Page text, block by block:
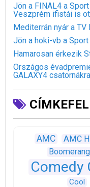
Jön a FINAL4 a
Veszprém ifistái is
Mediterrán nyár a TV
Jön a hoki-vb a Sport
Hamarosan érkezik
Országos
GALAXY4 csatornákra
AMC AMC
Boomerang
Comedy
Cool